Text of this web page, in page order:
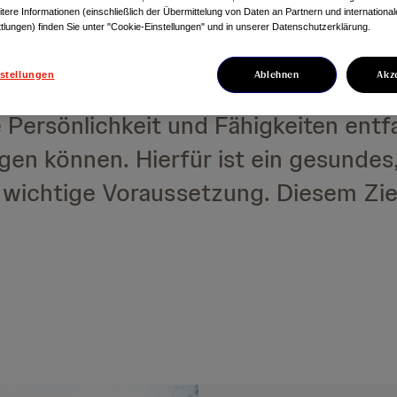
Ideen und innovative
und Fähigkeiten
können. Hierfür ist ein
Voraussetzung. Diesem
Informationen (einschließlich der Übermittelung von Daten an Partnern und
finden Sie unter "Cookie-Einstellungen" und in unserer Datenschutzerklärung.
Ablehnen